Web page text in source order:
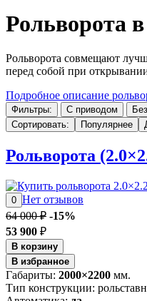
Рольворота
Рольворота совмещают
перед собой при
Подробное описание
Фильтры: С приводом
Сортировать:
Популярнее
Рольворота
0 Нет отзывов
64 000 ₽ -15%
53 900 ₽
В корзину
В избранное
Габариты: 2000×2200 мм.
Тип конструкции: